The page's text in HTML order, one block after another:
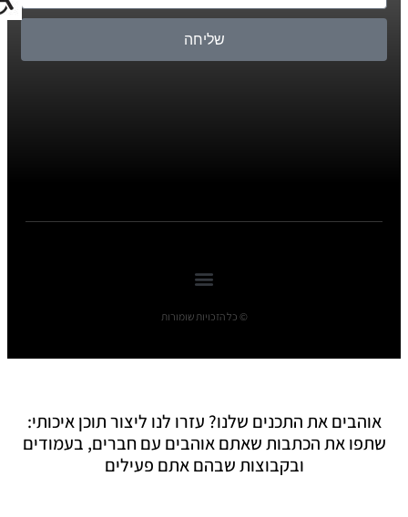
שליחה
© כל הזכויות שומורות
אוהבים את התכנים שלנו? עזרו לנו ליצור תוכן איכותי:
שתפו את הכתבות שאתם אוהבים עם חברים, בעמודים
ובקבוצות שבהם אתם פעילים